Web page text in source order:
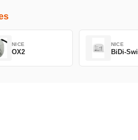
NICE
OX2
NICE
BiDi-